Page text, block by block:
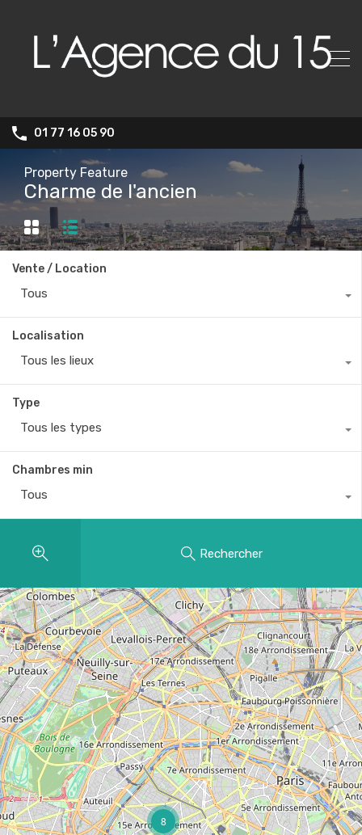
01 77 16 05 90
Property Feature
Charme de l'ancien
Vente / Location
Tous
Localisation
Tous les lieux
Type
Tous les types
Chambres min
Tous
Rechercher
8